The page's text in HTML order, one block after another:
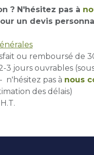
? N'hésitez pas à
un devis
ou remboursé de
3 jours ouvrables
n'hésitez pas à nous
des délais)